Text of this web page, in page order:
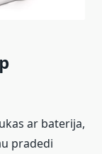
ar baterija,
pradedi